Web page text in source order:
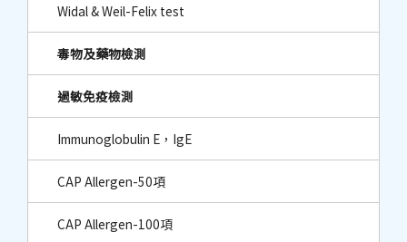
Widal & Weil-Felix test
毒物及藥物檢測
過敏免疫檢測
Immunoglobulin E，IgE
CAP Allergen-50項
CAP Allergen-100項